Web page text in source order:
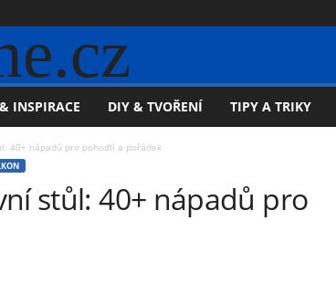
INSPIRACE DIY & TVOŘENÍ TIPY A TRIKY
40+ nápadů pro pohodlí a pořádek
stůl: 40+ nápadů pro